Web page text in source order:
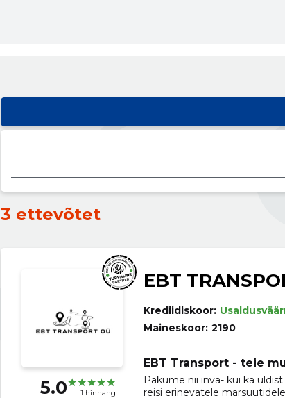
3 ettevõtet
5.0 1 hinnang
EBT
Krediidiskoor:
Maineskoor: 2190
EBT Transport - teie
Pakume nii inva- kui ka
reisi erinevatele